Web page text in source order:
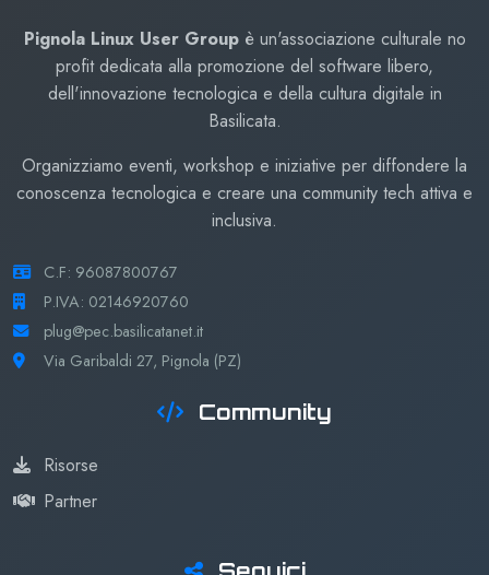
Pignola Linux User Groupè un'associazione culturale no
profit dedicata alla promozione del software libero,
dell'innovazione tecnologica e della cultura digitale in
Basilicata.
Organizziamo eventi, workshop e iniziative per diffondere la
conoscenza tecnologica e creare una community tech attiva e
inclusiva.
C.F: 96087800767
P.IVA: 02146920760
plug@pec.basilicatanet.it
Via Garibaldi 27, Pignola (PZ)
Community
Risorse
Partner